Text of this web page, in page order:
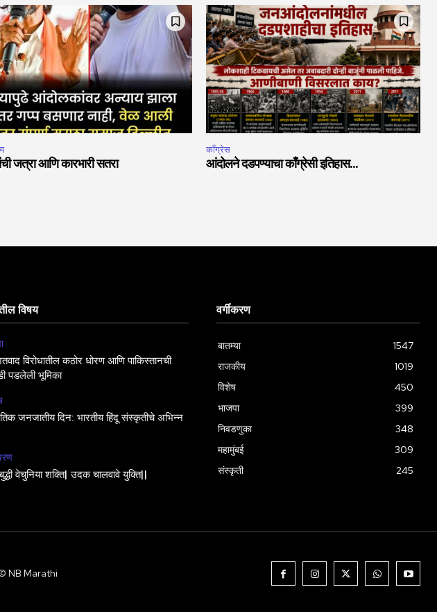
जत्रा आणि कारभारी सतरा
काँग्रेस
आंदोलने दडपण्याचा काँग्रेसी इतिहास…
विषय
विरोधातील कठोर धोरण आणि पाकिस्तानची
पडलेली भूमिका
जनजातीय दिन: भारतीय हिंदू संस्कृतीचे अभिन्न
वेचुनिया शक्ति| उदक चालवावे युक्ति||
वर्गीकरण
बातम्या
1547
राजकीय
1019
विशेष
450
भाजपा
399
निवडणुका
348
महामुंबई
309
संस्कृती
245
NB Marathi